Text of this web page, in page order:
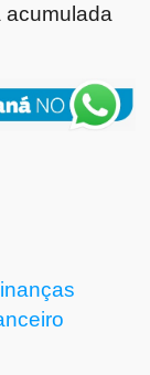
acumulada